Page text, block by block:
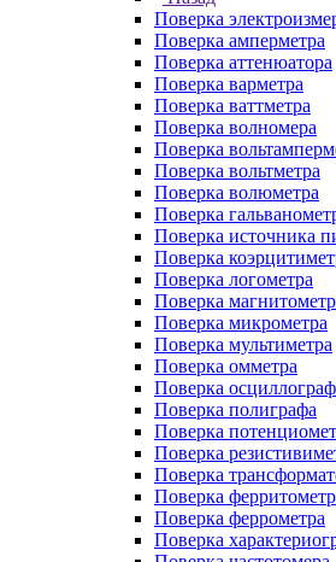
Поверка
Поверка амперметра
Поверка аттенюатора
Поверка варметра
Поверка ваттметра
Поверка волномера
Поверка
Поверка вольтметра
Поверка волюметра
Поверка
Поверка источника
Поверка
Поверка логометра
Поверка
Поверка микрометра
Поверка мультиметра
Поверка омметра
Поверка
Поверка полиграфа
Поверка
Поверка
Поверка
Поверка
Поверка феррометра
Поверка